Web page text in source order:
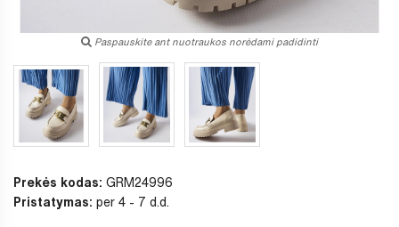
Paspauskite ant nuotraukos norėdami padidinti
Prekės kodas: GRM24996
Pristatymas: per 4 - 7 d.d.